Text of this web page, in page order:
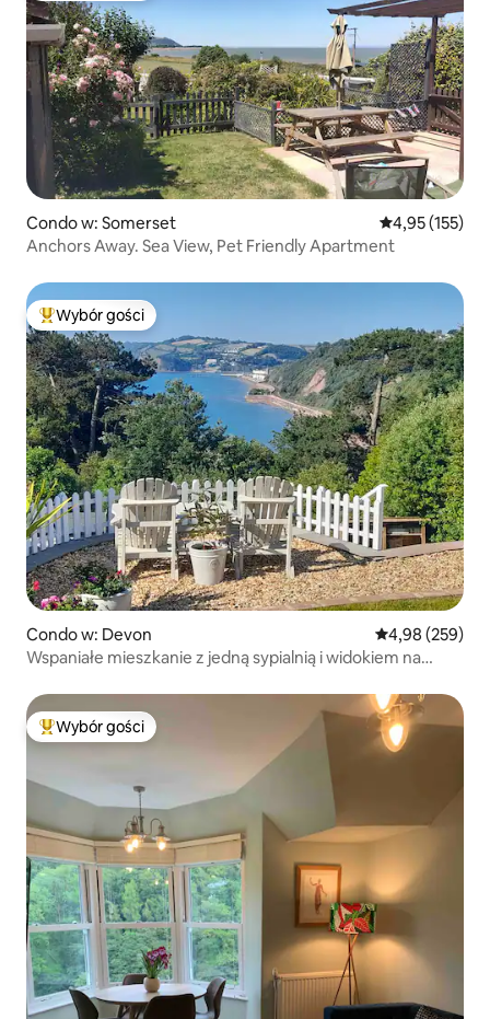
Condo w: Somerset Średnia
4,95 (155)
Anchors Away. Sea View, Pet Friendly Apartment
Najpopularniejsze z kategorii Wybór gości
Wybór gości
Condo w: Devon Średnia
4,98 (259)
Wspaniałe mieszkanie z jedną sypialnią i widokiem na
Najpopularniejsze z kategorii Wybór gości
Wybór gości